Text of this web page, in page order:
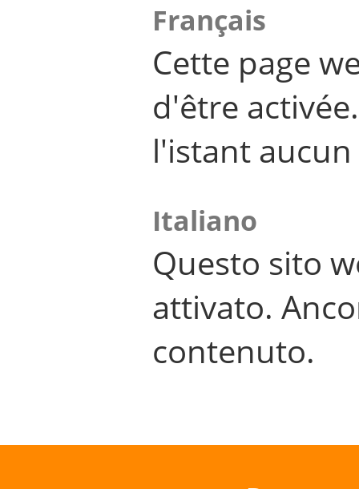
Français
Cette page
d'être
l'istant
Italiano
Questo sito
attivato.
contenuto.